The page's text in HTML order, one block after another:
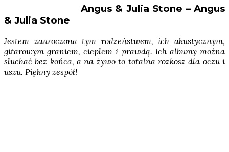
Angus & Julia Stone – Angus
& Julia Stone
Jestem zauroczona tym rodzeństwem, ich akustycznym,
gitarowym graniem, ciepłem i prawdą. Ich albumy można
słuchać bez końca, a na żywo to totalna rozkosz dla oczu i
uszu. Piękny zespół!